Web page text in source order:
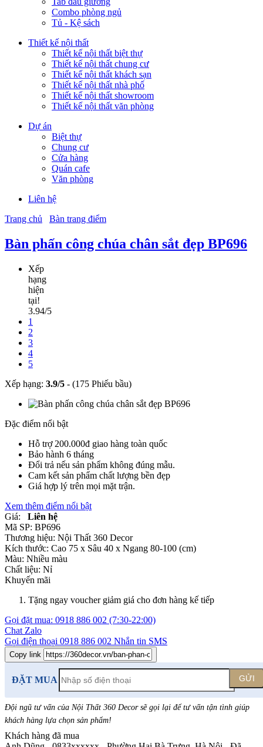
Combo phòng ngủ
Tủ - Kệ sách
Thiết kế nội thất
Thiết kế nội thất biệt thự
Thiết kế nội thất chung cư
Thiết kế nội thất khách sạn
Thiết kế nội thất nhà phố
Thiết kế nội thất showroom
Thiết kế nội thất văn phòng
Dự án
Biệt thự
Chung cư
Cửa hàng
Quán cafe
Văn phòng
Liên hệ
Trang chủ
Bàn trang điểm
Bàn phấn công chúa chân sắt đẹp BP696
Xếp
hạng
hiện
tại!
3.94/5
1
2
3
4
5
Xếp hạng: 3.9/5 - (175 Phiếu bầu)
Đặc điểm nổi bật
Hỗ trợ 200.000đ giao hàng toàn quốc
Bảo hành 6 tháng
Đổi trả nếu sản phẩm không đúng mẫu.
Cam kết sản phẩm chất lượng bền đẹp
Giá hợp lý trên mọi mặt trận.
Xem thêm điểm nổi bật
Giá:
Liên hệ
Mã SP: BP696
Thương hiệu: Nội Thất 360 Decor
Kích thước: Cao 75 x Sâu 40 x Ngang 80-100 (cm)
Màu: Nhiều màu
Chất liệu: Nỉ
Khuyến mãi
Tặng ngay voucher giảm giá cho đơn hàng kế tiếp
Gọi đặt mua: 0918 886 002 (7:30-22:00)
Chat Zalo
Gọi điện thoại 0918 886 002 Nhắn tin SMS
Copy link
ĐẶT MUA GỬI
Đội ngũ tư vấn của Nội Thất 360 Decor sẽ gọi lại để tư vấn tận tình giúp
khách hàng lựa chọn sản phẩm!
Khách hàng đã mua